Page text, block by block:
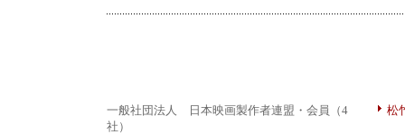
一般社団法人 日本映画製作者連盟・会員（4
社）
松